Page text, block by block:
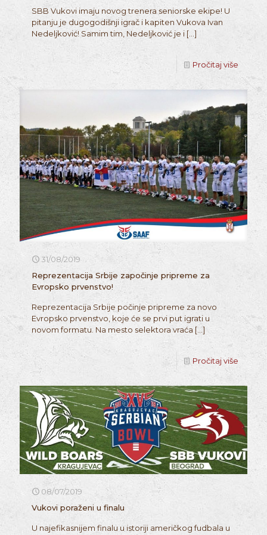
SBB Vukovi imaju novog trenera seniorske ekipe! U
pitanju je dugogodišnji igrač i kapiten Vukova Ivan
Nedeljković! Samim tim, Nedeljković je i […]
Pročitaj više
31/08/2019
Reprezentacija Srbije započinje pripreme za
Evropsko prvenstvo!
Reprezentacija Srbije počinje pripreme za novo
Evropsko prvenstvo, koje će se prvi put igrati u
novom formatu. Na mesto selektora vraća […]
Pročitaj više
08/07/2019
Vukovi poraženi u finalu
U najefikasnijem finalu u istoriji američkog fudbala u